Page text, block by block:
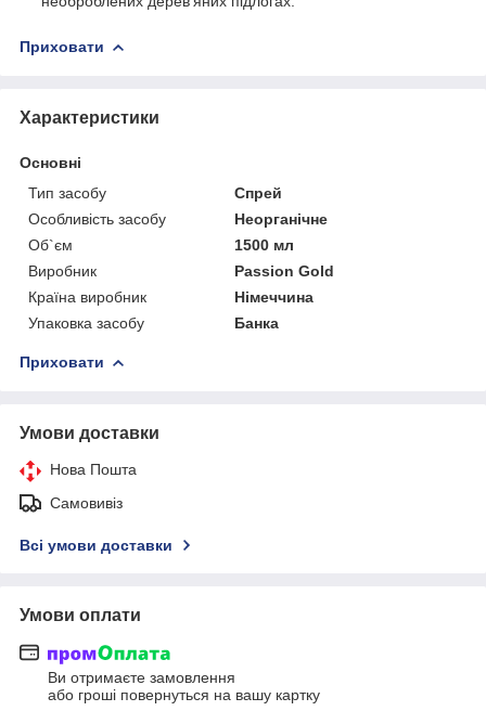
Приховати
Характеристики
Основні
Тип засобу
Спрей
Особливість засобу
Неорганічне
Об`єм
1500 мл
Виробник
Passion Gold
Країна виробник
Німеччина
Упаковка засобу
Банка
Приховати
Умови доставки
Нова Пошта
Самовивіз
Всі умови доставки
Умови оплати
Ви отримаєте замовлення
або гроші повернуться на вашу картку